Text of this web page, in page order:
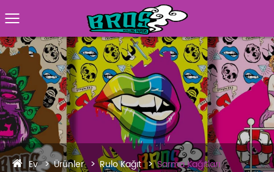
Ev Ürünler Rulo Kağıt Sarma Kağıtları